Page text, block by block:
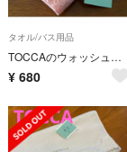
タオル/バス用品
TOCCAのウォッシュタオル(未使用品)サーモンピンク
¥ 680